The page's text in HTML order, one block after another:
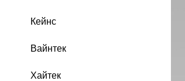
Кейнс
Вайнтек
Хайтек